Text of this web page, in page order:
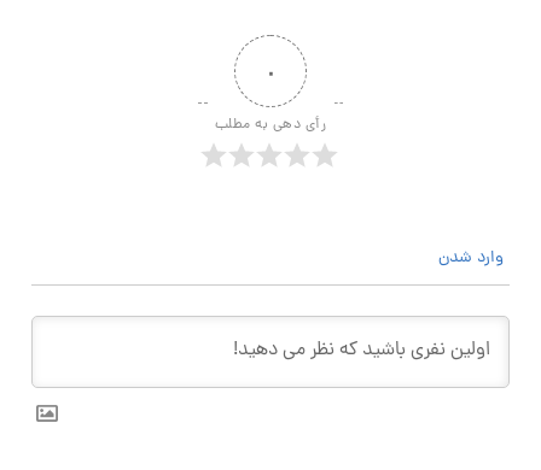
۰
رأی دهی به مطلب
وارد شدن